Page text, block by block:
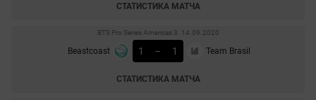
СТАТИСТИКА МАТЧА
BTS Pro Series Americas 3. 14.09.2020
Beastcoast 1 – 1 Team Brasil
СТАТИСТИКА МАТЧА